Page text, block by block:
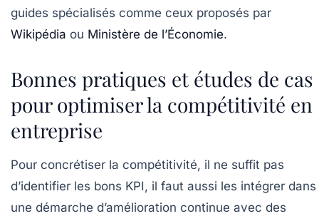
guides spécialisés comme ceux proposés par
Wikipédia ou Ministère de l’Économie.
Bonnes pratiques et études de cas
pour optimiser la compétitivité en
entreprise
Pour concrétiser la compétitivité, il ne suffit pas
d’identifier les bons KPI, il faut aussi les intégrer dans
une démarche d’amélioration continue avec des